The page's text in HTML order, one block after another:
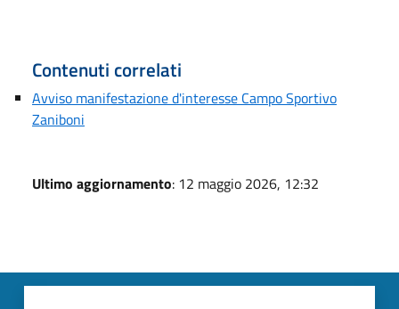
Contenuti correlati
Avviso manifestazione d'interesse Campo Sportivo
Zaniboni
Ultimo aggiornamento: 12 maggio 2026, 12:32